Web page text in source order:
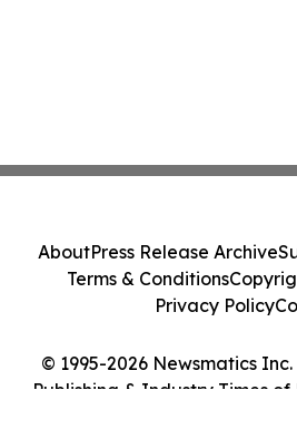
© 1995-2026 Newsmatics
Publishing & Industry Times
AboutPress Release Archive
Terms & Conditions
Privacy Policy